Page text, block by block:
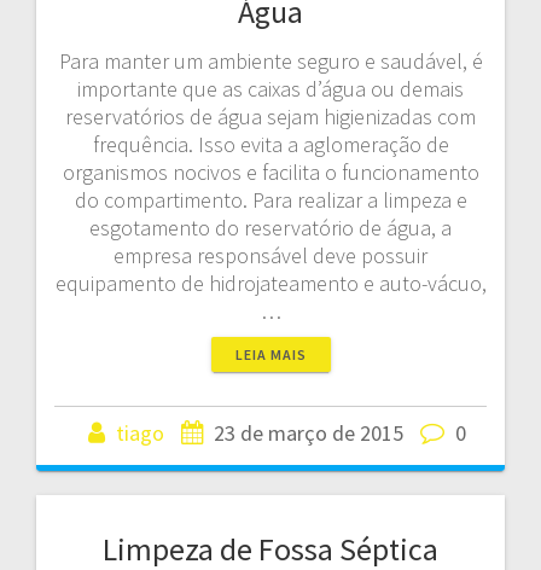
Água
Para manter um ambiente seguro e saudável, é
importante que as caixas d’água ou demais
reservatórios de água sejam higienizadas com
frequência. Isso evita a aglomeração de
organismos nocivos e facilita o funcionamento
do compartimento. Para realizar a limpeza e
esgotamento do reservatório de água, a
empresa responsável deve possuir
equipamento de hidrojateamento e auto-vácuo,
…
LEIA MAIS
tiago 23 de março de 2015 0
Limpeza de Fossa Séptica